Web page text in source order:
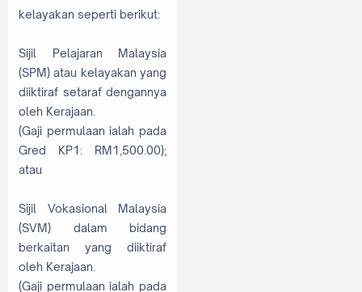
kelayakan seperti berikut:
Sijil Pelajaran Malaysia
(SPM) atau kelayakan yang
diiktiraf setaraf dengannya
oleh Kerajaan.
(Gaji permulaan ialah pada
Gred KP1: RM1,500.00);
atau
Sijil Vokasional Malaysia
(SVM) dalam bidang
berkaitan yang diiktiraf
oleh Kerajaan.
(Gaji permulaan ialah pada